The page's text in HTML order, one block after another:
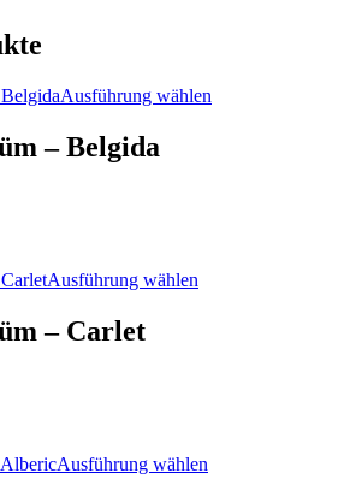
Ausführung wählen
– Belgida
Ausführung wählen
auf
– Carlet
Ausführung wählen